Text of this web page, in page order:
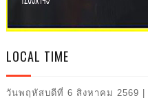
L
LOCAL TIME
วันพฤหัสบดีที่ 6 สิงหาคม 2569